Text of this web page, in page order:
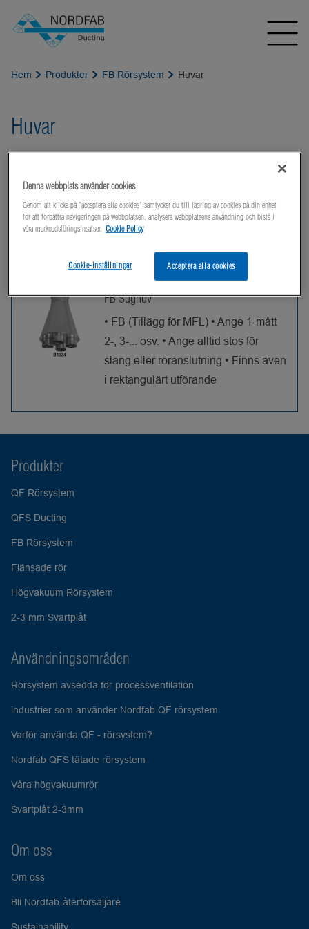
Hem Produkter FB Rörsystem Huvar
Huvar
Huvar avsedda för processventilationssytem
används för och vid inkapslingar.
FB Sughuv
• FB (Tillägg för MFL) • Ange 1-mått
2-, 3-... osv. • Ange alltid stos för
slang eller röranslutning • Finns även
i rektangulärt utförande
Produkter
QF Rörsystem
QFS Ducting
FB Rörsystem
Flänsade rör
Högvakuum Rörsystem
2-3 mm Svartplåt
Användningsområden
Rörsystem avsedda för processventilation
industrier som använder Nordfab QF rörsystem
Varför använda QF - rörsystem?
Nordfab QFS tätade rörsystem
Våra högvakuumrör
Svartplåt 2-3mm
Om oss
Om oss
Bli Nordfab-återförsäljare
Denna webbplats använder cookies
Genom att klicka på "acceptera alla cookies" samtycker du till lagring av cookies på din enhet
för att förbättra navigeringen på webbplatsen, analysera webbplatsens användning och bistå i
våra marknadsföringsinsatser. Cookie Policy
Acceptera alla cookies
Cookie-inställningar